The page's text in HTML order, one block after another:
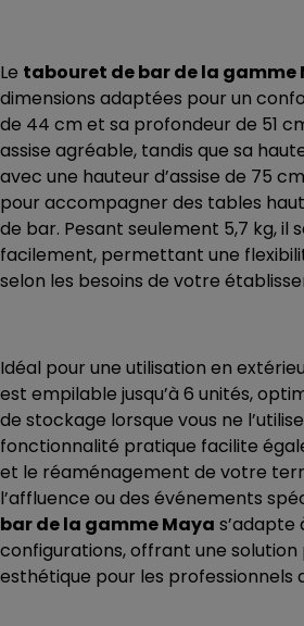
Le tabouret de bar de la gamme
dimensions adaptées pour un
de 44 cm et sa profondeur de 51
assise agréable, tandis que sa
avec une hauteur d’assise de 75
pour accompagner des tables
de bar. Pesant seulement 5,7 kg, il
facilement, permettant une
selon les besoins de votre
Idéal pour une utilisation en
est empilable jusqu’à 6 unités,
de stockage lorsque vous ne
fonctionnalité pratique facilite
et le réaménagement de votre
l’affluence ou des événements
bar de la gamme Maya s’adapte
configurations, offrant une
esthétique pour les professionnels